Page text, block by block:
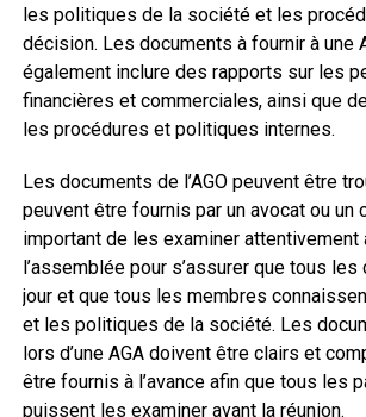
les politiques de la société et les
décision. Les documents à fournir à une
également inclure des rapports sur les
financières et commerciales, ainsi que
les procédures et politiques internes.
Les documents de l’AGO peuvent être
peuvent être fournis par un avocat ou un
important de les examiner attentivement
l’assemblée pour s’assurer que tous
jour et que tous les membres
et les politiques de la société. Les
lors d’une AGA doivent être clairs et
être fournis à l’avance afin que tous les
puissent les examiner avant la réunion.